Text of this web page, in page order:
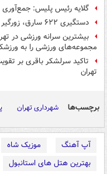
گلایه رئیس پلیس:
دستگیری ۶۲۲ سارق، زورگیر و مالخر در پایتخت
مجموعه‌های ورزشی را به
تاکید سرلشکر باقری بر
تهران
برچسب‌ها شهرداری تهران
آپ آهنگ موزیک شاه
بهترین هتل های استانبول